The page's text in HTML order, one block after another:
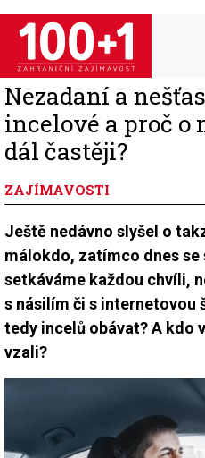
Přejít
hlavnímu
obsahu
Nezadaní a
incelové a proč
dál častěji?
ZAJÍMAVOSTI
Ještě nedávno slyšel o
málokdo, zatímco dnes se
setkáváme každou chvíli,
s násilím či s internetovou
tedy incelů obávat? A kdo
vzali?